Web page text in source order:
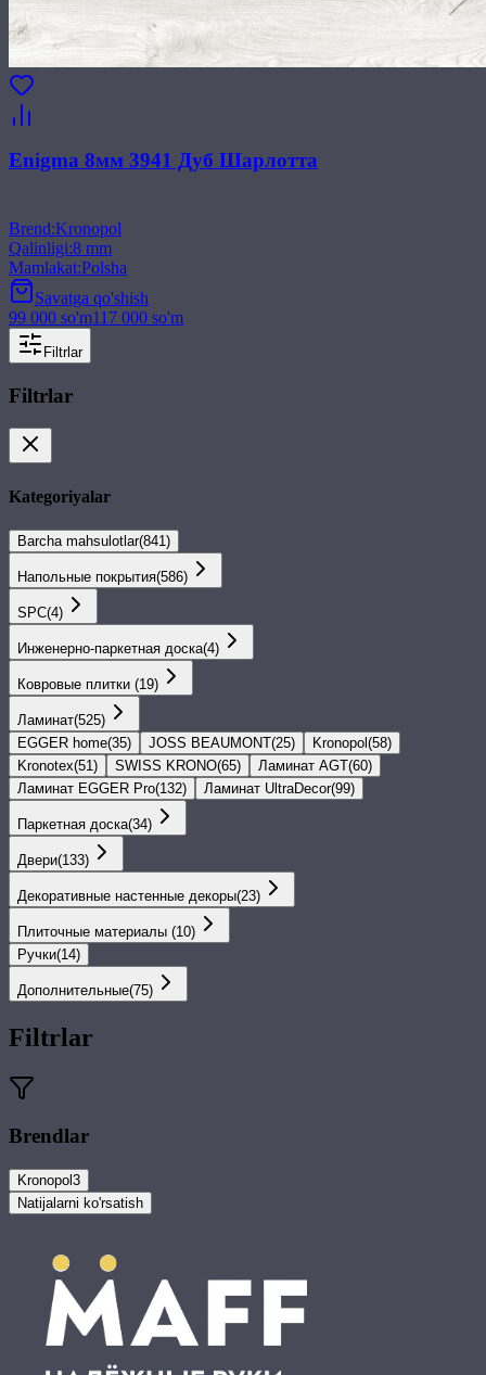
Enigma 8мм 3941 Дуб Шарлотта
Brend:Kronopol
Qalinligi:8 mm
Mamlakat:Polsha
Savatga qo'shish
99 000 so'm117 000 so'm
Filtrlar
Filtrlar
Kategoriyalar
Barcha mahsulotlar(841 )
Напольные покрытия(586)
SPС(4)
Инженерно-паркетная доска(4)
Ковровые плитки (19)
Ламинат(525)
EGGER home(35) JOSS BEAUMONT(25) Kronopol (58)
Kronotex(51 ) SWISS KRONO(65) Ламинат AGT(60)
Ламинат EGGER Pro(132) Ламинат UltraDecor(99)
Паркетная доска(34)
Двери(133)
Декоративные настенные декоры(23)
Плиточные материалы (10)
Ручки(14)
Дополнительные(75)
Filtrlar
Brendlar
Kronopol 3
Natijalarni ko'rsatish